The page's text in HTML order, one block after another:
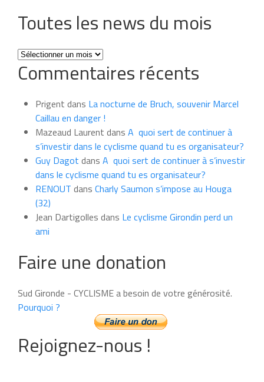
Toutes les news du mois
Toutes
les
news
mois
Commentaires récents
Prigent dans La nocturne de Bruch, souvenir Marcel
Caillau en danger !
Mazeaud Laurent dans A quoi sert de continuer à
s’investir dans le cyclisme quand tu es organisateur?
Guy Dagot dans A quoi sert de continuer à s’investir
dans le cyclisme quand tu es organisateur?
RENOUT dans Charly Saumon s’impose au Houga
(32)
Jean Dartigolles dans Le cyclisme Girondin perd un
ami
Faire une donation
Sud Gironde - CYCLISME a besoin de votre générosité.
Pourquoi ?
Rejoignez-nous !